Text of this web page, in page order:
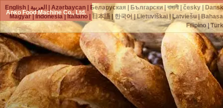
Anko Food Machine Co., Ltd.
English العربية |Azərbaycan Беларуская Български |বাঙ্গালী|česky
Magyar|Indonesia| Italiano| 日本語|한국어|Lietuviškai|Latviešu|
Filipino|